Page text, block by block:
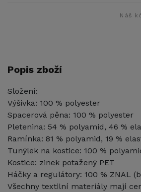
Náš
Popis zboží
Složení:
Výšivka: 100 % polyester
Spacerová pěna: 100 % polyester
Pletenina: 54 % polyamid, 46 %
Ramínka: 81 % polyamid, 19 %
Tunýlek na kostice: 100 %
Kostice: zinek potažený PET
Háčky a regulátory: 100 % ZNAL
Všechny textilní materiály mají